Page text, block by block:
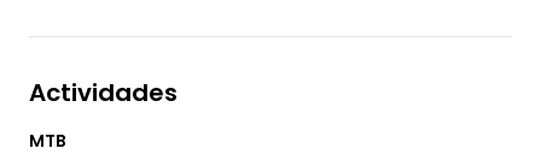
Actividades
MTB